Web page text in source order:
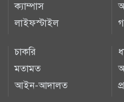
ক্যাম্পাস
লাইফস্টাইল
চাকরি
মতামত
আইন-আদালত